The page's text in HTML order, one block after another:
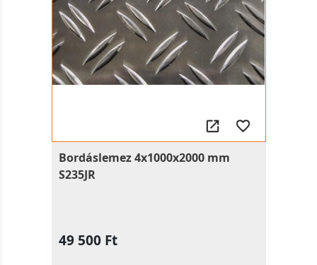
Bordáslemez 4x1000x2000 mm
S235JR
49 500 Ft